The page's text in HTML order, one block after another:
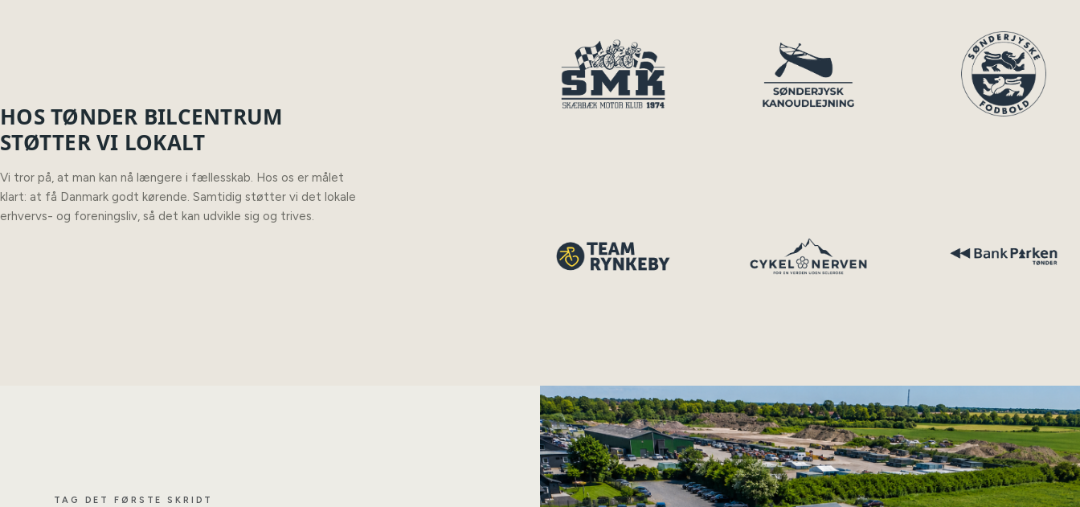
HOS TØNDER BILCENTRUM
STØTTER VI LOKALT
Vi tror på, at man kan nå længere i fællesskab. Hos os er målet
klart: at få Danmark godt kørende. Samtidig støtter vi det lokale
erhvervs- og foreningsliv, så det kan udvikle sig og trives.
TAG DET FØRSTE SKRIDT